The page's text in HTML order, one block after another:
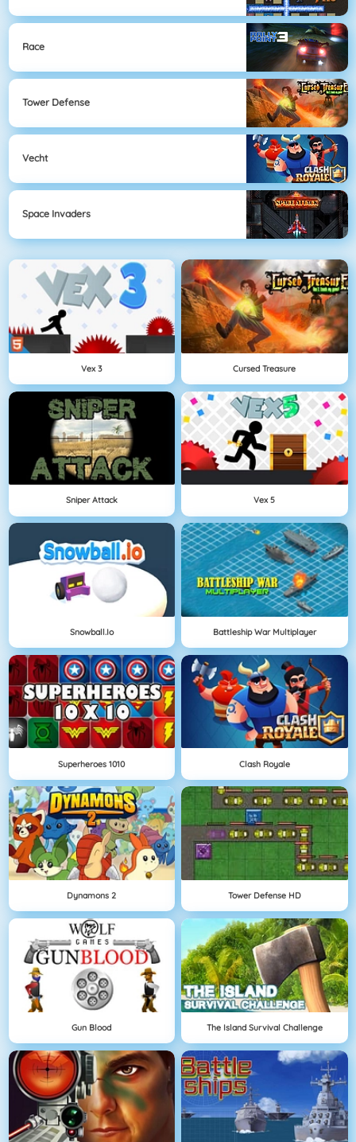
Race
Tower Defense
Vecht
Space Invaders
Vex 3 Cursed Treasure
Sniper Attack Vex 5
Snowball.io Battleship War Multiplayer
Superheroes 1010 Clash Royale
Dynamons 2 Tower Defense HD
Gun Blood The Island Survival Challenge